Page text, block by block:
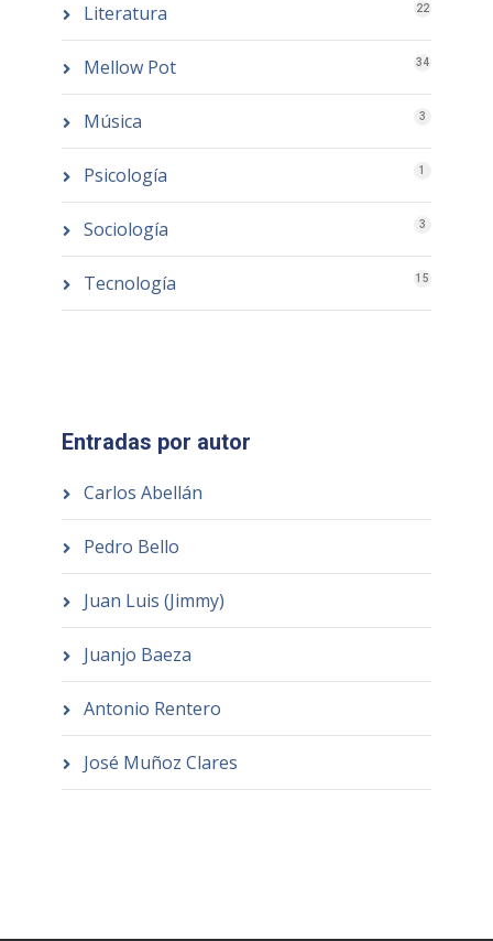
Literatura 22
Mellow Pot 34
Música 3
Psicología 1
Sociología 3
Tecnología 15
Entradas por autor
Carlos Abellán
Pedro Bello
Juan Luis (Jimmy)
Juanjo Baeza
Antonio Rentero
José Muñoz Clares